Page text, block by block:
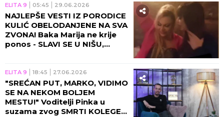
ELITA 9 05:45 29.06.2026
NAJLEPŠE VESTI IZ PORODICE
KULIĆ OBELODANJENE NA SVA
ZVONA! Baka Marija ne krije
ponos - SLAVI SE U NIŠU,
ELITA 9 18:45 27.06.2026
"SREĆAN PUT, MARKO, VIDIMO
SE NA NEKOM BOLJEM
MESTU!" Voditelji Pinka u
suzama zvog SMRTI KOLEGE,